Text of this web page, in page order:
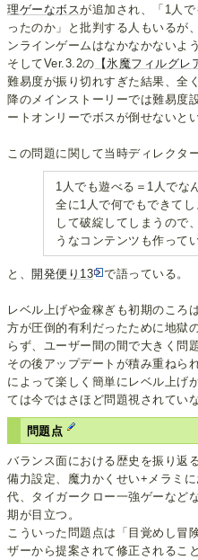
理ゲーなボスが追加され、「1人
ったのか」と批判する人もいるが
ンラインゲームはなかなかないよう
そしてVer.3.2の 【氷魔フィルグレ
難易度が振り切れすぎた結果、全
降のメインストーリーでは難易度
ートオンリーでボスが倒せないと
この問題に関して当時ディレクタ
1人でも遊べる＝1人でな
全に1人で何でもできて
して破綻してしまうので
うなコンテンツも作ってい
と、 開発便り13 で語っている。
レベル上げや金稼ぎも初期のころ
方が圧倒的有利だったために地獄
らず、ユーザー間の間で大きく問
その後アップデートが積み重ねられ
によって楽しく簡単にレベル上げ
ては今ではさほど問題視されていな
問題点
バランス面における歴史を振り返
備力設定、魔力かくせい+メラミ
代、タイガークロー一強ゲーなど
期が目立つ。
こういった問題点は「目覚めし冒
ザーから提案されて修正されるこ